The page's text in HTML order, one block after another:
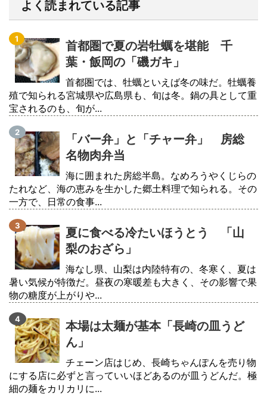
よく読まれている記事
首都圏で夏の岩牡蠣を堪能 千
葉・飯岡の「磯ガキ」
首都圏では、牡蠣といえば冬の味だ。牡蠣養
殖で知られる宮城県や広島県も、旬は冬。鍋の具として重
宝されるのも、旬が...
「バー弁」と「チャー弁」 房総
名物肉弁当
海に囲まれた房総半島。なめろうやくじらの
たれなど、海の恵みを生かした郷土料理で知られる。その
一方で、日常の食事...
夏に食べる冷たいほうとう 「山
梨のおざら」
海なし県、山梨は内陸特有の、冬寒く、夏は
暑い気候が特徴だ。昼夜の寒暖差も大きく、その影響で果
物の糖度が上がりや...
本場は太麺が基本「長崎の皿うど
ん」
チェーン店はじめ、長崎ちゃんぽんを売り物
にする店に必ずと言っていいほどあるのが皿うどんだ。極
細の麺をカリカリに...